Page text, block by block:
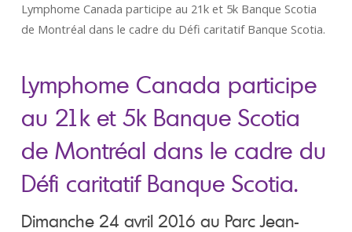
Lymphome Canada participe au 21k et 5k Banque Scotia
de Montréal dans le cadre du Défi caritatif Banque Scotia.
Lymphome Canada participe
au 21k et 5k Banque Scotia
de Montréal dans le cadre du
Défi caritatif Banque Scotia.
Dimanche 24 avril 2016 au Parc Jean-